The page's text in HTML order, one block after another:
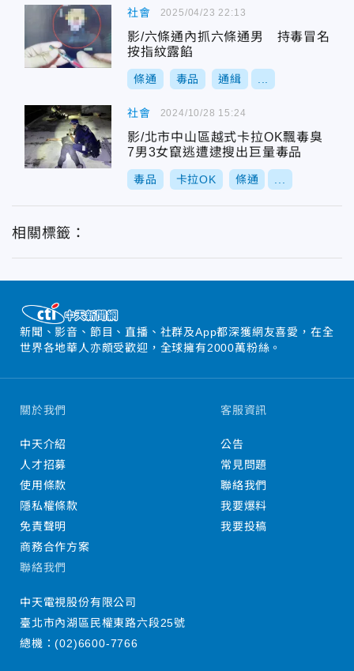
社會
影/六條通內抓六條通男 持毒冒名
按指紋露餡
條通 毒品 通緝
2025/04/23 22:13
社會
影/北市中山區越式卡拉OK飄毒臭
7男3女竄逃遭逮搜出巨量毒品
毒品 卡拉OK 條通
2024/10/28 15:24
相關標籤：
新聞、影音、節目、直播、社群及App都深獲網友喜愛，在全
世界各地華人亦頗受歡迎，全球擁有2000萬粉絲。
關於我們
中天介紹
人才招募
使用條款
隱私權條款
免責聲明
商務合作方案
客服資訊
公告
常見問題
聯絡我們
我要爆料
我要投稿
聯絡我們
中天電視股份有限公司
臺北市內湖區民權東路六段25號
總機：(02)6600-7766